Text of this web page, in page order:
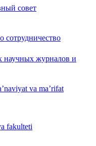
совет
сотрудничество
научных журналов и
va ma’rifat
fakulteti